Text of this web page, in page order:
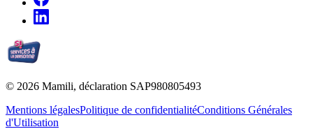
© 2026 Mamili, déclaration SAP980805493
Mentions légalesPolitique de confidentialitéConditions Générales
d'Utilisation